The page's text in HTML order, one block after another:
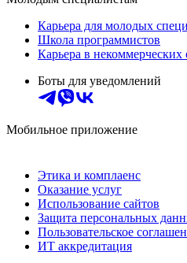
Карьера для молодых
Школа программистов
Карьера в некоммерческих
Боты для уведомлений
Мобильное приложение
Этика и комплаенс
Оказание услуг
Использование сайтов
Защита персональных
Пользовательское
ИТ аккредитация